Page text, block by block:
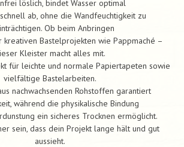
löslich, bindet Wasser optimal
ab, ohne die Wandfeuchtigkeit zu
Ob beim Anbringen
Bastelprojekten wie Pappmaché –
Kleister macht alles mit.
für leichte und normale Papiertapeten sowie
vielfältige Bastelarbeiten.
nachwachsenden Rohstoffen garantiert
während die physikalische Bindung
ein sicheres Trocknen ermöglicht.
sein, dass dein Projekt lange hält und gut
aussieht.